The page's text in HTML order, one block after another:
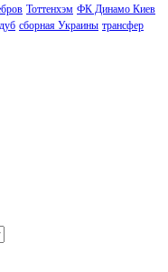
Тоттенхэм ФК Динамо Киев
сборная Украины трансфер